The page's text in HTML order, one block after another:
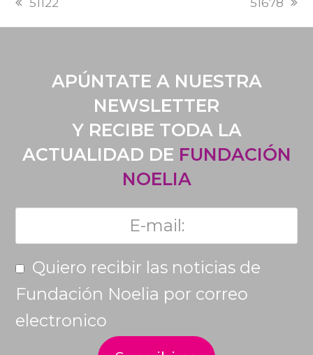
51122 51678
APÚNTATE A NUESTRA
NEWSLETTER
Y RECIBE TODA LA
ACTUALIDAD DE FUNDACIÓN
NOELIA
Quiero recibir las noticias de
Fundación Noelia por correo
electronico